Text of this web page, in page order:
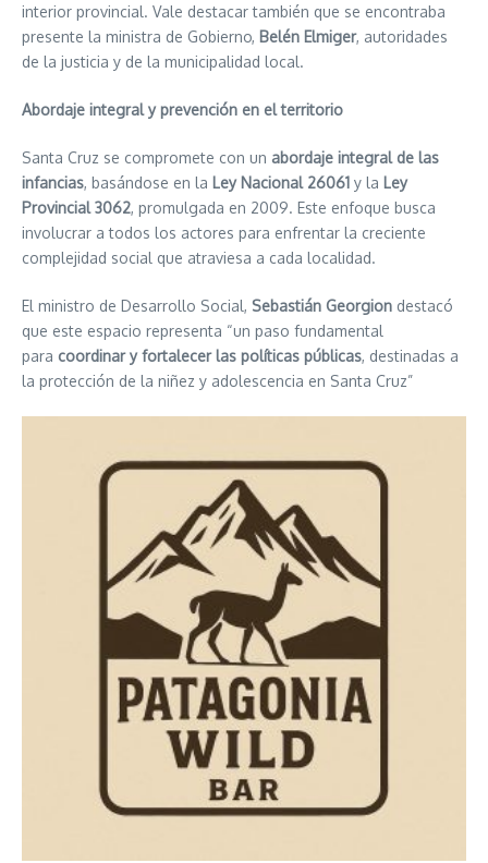
interior provincial. Vale destacar también que se encontraba
presente la ministra de Gobierno, Belén Elmiger, autoridades
de la justicia y de la municipalidad local.
Abordaje integral y prevención en el territorio
Santa Cruz se compromete con un abordaje integral de las
infancias, basándose en la Ley Nacional 26061 y la Ley
Provincial 3062, promulgada en 2009. Este enfoque busca
involucrar a todos los actores para enfrentar la creciente
complejidad social que atraviesa a cada localidad.
El ministro de Desarrollo Social, Sebastián Georgion destacó
que este espacio representa “un paso fundamental
para coordinar y fortalecer las políticas públicas, destinadas a
la protección de la niñez y adolescencia en Santa Cruz”